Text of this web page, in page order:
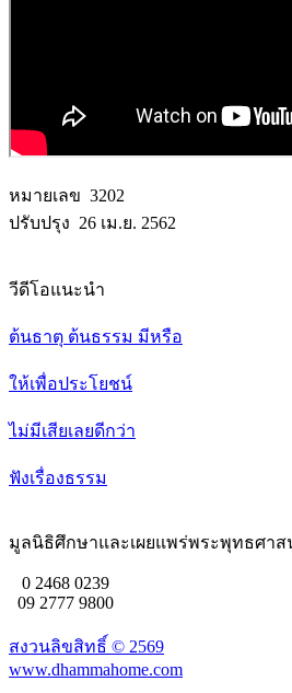
หมายเลข 3202
ปรับปรุง 26 เม.ย. 2562
วีดีโอแนะนำ
ต้นธาตุ ต้นธรรม มีหรือ
ให้เพื่อประโยชน์
ไม่มีเสียเลยดีกว่า
ฟังเรื่องธรรม
มูลนิธิศึกษาและเผยแพร่พระพุทธศาส
0 2468 0239
09 2777 9800
สงวนลิขสิทธิ์ © 2569
www.dhammahome.com